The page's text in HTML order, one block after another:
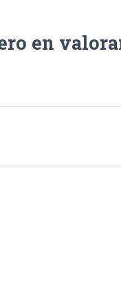
en